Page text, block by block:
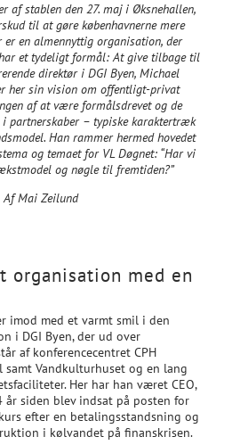
af stablen den 27. maj i Øksnehallen,
til at gøre københavnerne mere
er en almennyttig organisation, der
et tydeligt formål: At give tilbage til
direktør i DGI Byen, Michael
her sin vision om offentligt-privat
af at være formålsdrevet og de
partnerskaber – typiske karaktertræk
Han rammer hermed hovedet
og temaet for VL Døgnet: “Har vi
og nøgle til fremtiden?”
Af Mai Zeilund
organisation med en
imod med et varmt smil i den
i DGI Byen, der ud over
af konferencecentret CPH
samt Vandkulturhuset og en lang
Her har han været CEO,
år siden blev indsat på posten for
efter en betalingsstandsning og
i kølvandet på finanskrisen.